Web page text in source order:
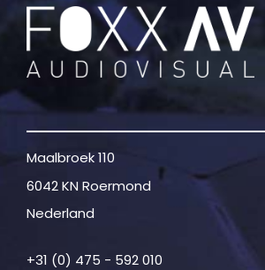
Maalbroek 110
6042 KN Roermond
Nederland
+31 (0) 475 - 592 010